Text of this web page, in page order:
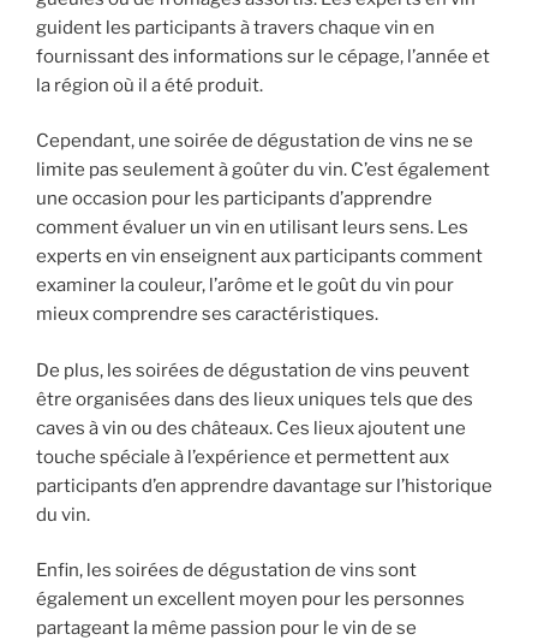
guident les participants à travers chaque vin en
fournissant des informations sur le cépage, l’année et
la région où il a été produit.
Cependant, une soirée de dégustation de vins ne se
limite pas seulement à goûter du vin. C’est également
une occasion pour les participants d’apprendre
comment évaluer un vin en utilisant leurs sens. Les
experts en vin enseignent aux participants comment
examiner la couleur, l’arôme et le goût du vin pour
mieux comprendre ses caractéristiques.
De plus, les soirées de dégustation de vins peuvent
être organisées dans des lieux uniques tels que des
caves à vin ou des châteaux. Ces lieux ajoutent une
touche spéciale à l’expérience et permettent aux
participants d’en apprendre davantage sur l’historique
du vin.
Enfin, les soirées de dégustation de vins sont
également un excellent moyen pour les personnes
partageant la même passion pour le vin de se